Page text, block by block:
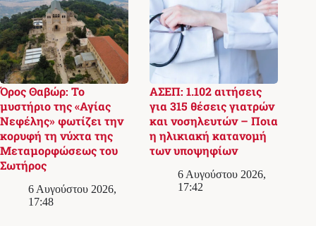
Όρος Θαβώρ: Το
μυστήριο της «Αγίας
Νεφέλης» φωτίζει την
κορυφή τη νύχτα της
Μεταμορφώσεως του
Σωτήρος
6 Αυγούστου 2026,
17:48
ΑΣΕΠ: 1.102 αιτήσεις
για 315 θέσεις γιατρών
και νοσηλευτών – Ποια
η ηλικιακή κατανομή
των υποψηφίων
6 Αυγούστου 2026,
17:42